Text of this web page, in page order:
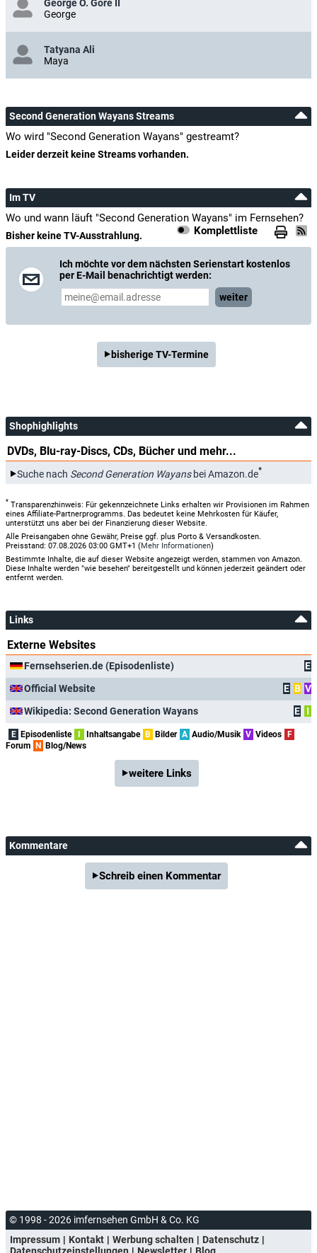
George O. Gore II
George
Tatyana Ali
Maya
Second Generation Wayans Streams
Wo wird "Second Generation Wayans" gestreamt?
Leider derzeit keine Streams vorhanden.
Im TV
Wo und wann läuft "Second Generation Wayans" im Fernsehen?
Komplettliste
Bisher keine TV-Ausstrahlung.
Ich möchte vor dem nächsten Serienstart kostenlos
per E-Mail benachrichtigt werden:
weiter
bisherige TV-Termine
Shophighlights
DVDs, Blu-ray-Discs, CDs, Bücher und mehr...
Suche nach Second Generation Wayansbei Amazon.de*
* Transparenzhinweis: Für gekennzeichnete Links erhalten wir Provisionen im Rahmen
eines Affiliate-Partnerprogramms. Das bedeutet keine Mehrkosten für Käufer,
unterstützt uns aber bei der Finanzierung dieser Website.
Alle Preisangaben ohne Gewähr, Preise ggf. plus Porto & Versandkosten.
Preisstand: 07.08.2026 03:00 GMT+1 (Mehr Informationen)
Bestimmte Inhalte, die auf dieser Website angezeigt werden, stammen von Amazon.
Diese Inhalte werden "wie besehen" bereitgestellt und können jederzeit geändert oder
entfernt werden.
Links
Externe Websites
Fernsehserien.de (Episodenliste)
E
Official Website
E B V
Wikipedia: Second Generation Wayans
E I
E Episodenliste I Inhaltsangabe B Bilder A Audio/Musik V Videos F
Forum N Blog/News
weitere Links
Kommentare
Schreib einen Kommentar
© 1998 - 2026 imfernsehen GmbH & Co. KG
Impressum
Kontakt Werbung schalten
Datenschutz